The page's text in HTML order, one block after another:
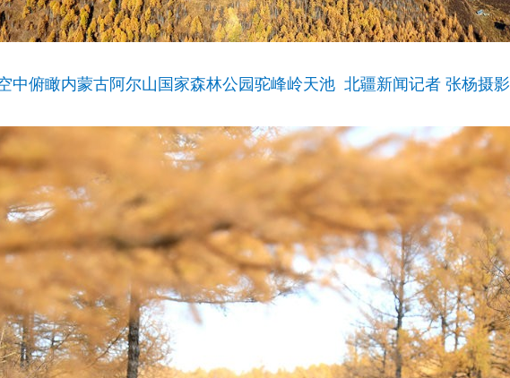
中俯瞰内蒙古阿尔山国家森林公园驼峰岭天池 北疆新闻记者 张杨摄影